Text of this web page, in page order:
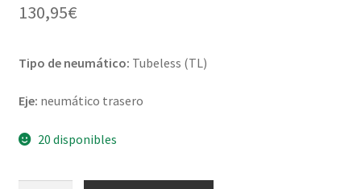
130,95€
Tipo de neumático: Tubeless (TL)
Eje: neumático trasero
20 disponibles